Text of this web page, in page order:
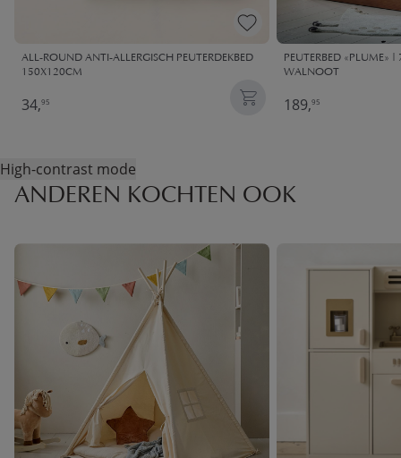
ALL-ROUND ANTI-ALLERGISCH PEUTERDEKBED
150X120CM
34,95
PEUTERBED «PLUME»
WALNOOT
189,95
High-contrast mode
ANDEREN KOCHTEN OOK